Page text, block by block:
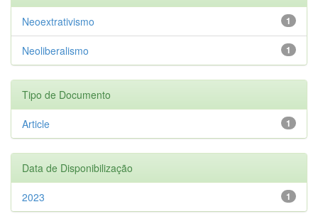
1
Neoextrativismo
1
Neoliberalismo
Tipo de Documento
1
Article
Data de Disponibilização
1
2023